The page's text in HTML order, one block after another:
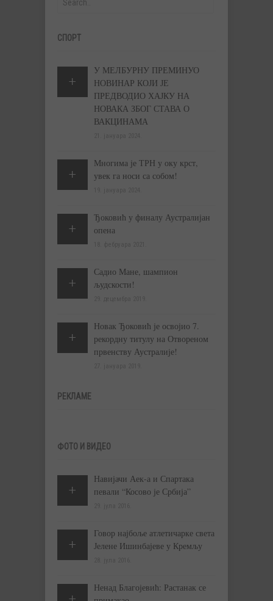
СПОРТ
У МЕЛБУРНУ ПРЕМИНУО
НОВИНАР КОЈИ ЈЕ
ПРЕДВОДИО ХАЈКУ НА
НОВАКА ЗБОГ СТАВА О
ВАКЦИНАМА
Многима је ТРН у оку крст,
увек га носи са собом!
Ђоковић у финалу Аустралијан
опена
Садио Мане, шампион
људскости!
Новак Ђоковић је освојио 7.
рекордну титулу на Отвореном
првенству Аустралије!
РЕКЛАМЕ
ФОТО И ВИДЕО
Навијачи Аек-а и Спартака
певали “Косово је Србија”
Говор најбоље атлетичарке света
Јелене Ишинбајеве у Кремљу
Ненад Благојевић: Растанак се